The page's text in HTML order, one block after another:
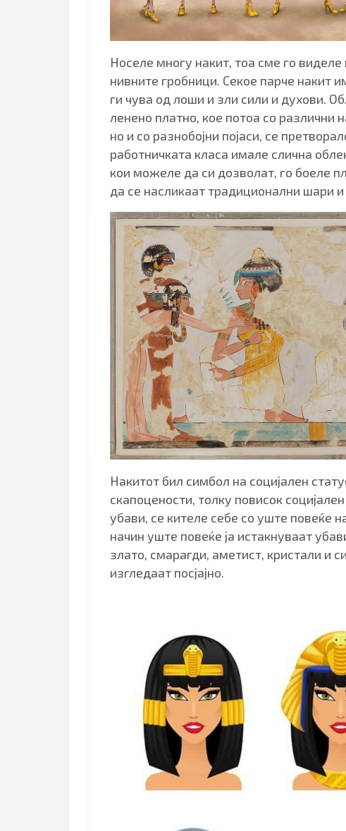
Носеле многу накит, тоа сме го
нивните гробници. Секое парче накит
ги чува од лоши и зли сили и духови.
ленено платно, кое потоа со
но и со разнобојни појаси, се
работничката класа имале слична
кои можеле да си дозволат, го боеле
да се насликаат традиционални шари
Накитот бил симбол на социјален
скапоцености, толку повисок
убави, се кителе себе со уште повеќе
начин уште повеќе ја истакнуваат
злато, смарагди, аметист, кристали и
изгледаат посјајно.